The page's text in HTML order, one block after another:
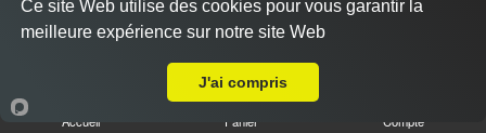
Dès 9.00 €
Base sauce poivre, mozzarella, viande hachée,
Accueil Panier Compte
Ce site Web utilise des cookies pour vous garantir la
meilleure expérience sur notre site Web
J'ai compris